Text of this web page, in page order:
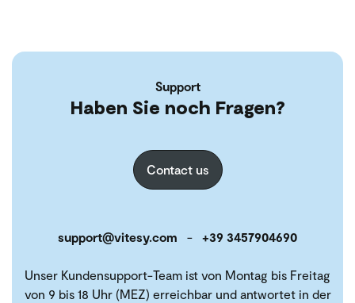
Support
Haben Sie noch Fragen?
Contact us
support@vitesy.com - +39 3457904690
Unser Kundensupport-Team ist von Montag bis Freitag
von 9 bis 18 Uhr (MEZ) erreichbar und antwortet in der